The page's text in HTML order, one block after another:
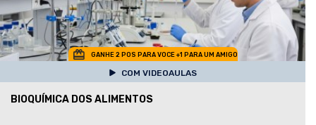
GANHE 2 POS PARA VOCE +1 PARA UM AMIGO
COM VIDEOAULAS
BIOQUÍMICA DOS ALIMENTOS